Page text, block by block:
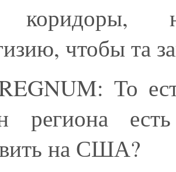
коридоры,
чтобы та
То
региона
на США?